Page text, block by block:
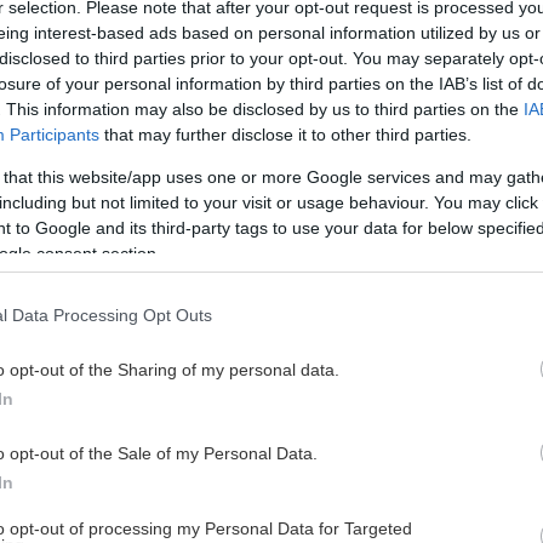
selection. Please note that after your opt-out request is processed
interest-based ads based on personal information utilized by us
to third parties prior to your opt-out. You may separately
of your personal information by third parties on the IAB’s list of
This information may also be disclosed by us to third parties on the
Participants that may further disclose it to other third parties.
that this website/app uses one or more Google services and may
but not limited to your visit or usage behaviour. You may
to Google and its third-party tags to use your data for below
consent section.
Data Processing Opt Outs
opt-out of the Sharing of my personal data.
opt-out of the Sale of my Personal Data.
opt-out of processing my Personal Data for Targeted
kick-off før sesongstart skjer fredag 4. september, når
Hjemmelag Bortelag Bane
Vålerenga Stavanger Jordal Amfi
Frisk Asker Vålerenga Varner Arena
Vålerenga Narvik
Stjernen Vålerenga
Storhamar